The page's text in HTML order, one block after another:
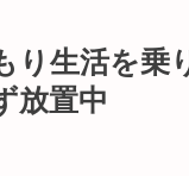
り生活を乗
放置中